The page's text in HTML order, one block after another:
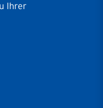
Ihrer